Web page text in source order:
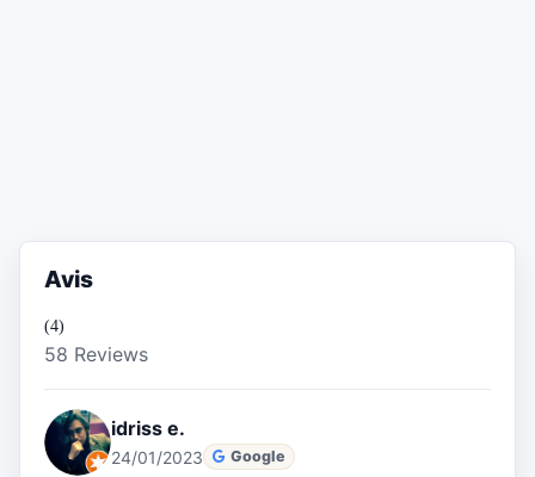
Avis
(4)
58 Reviews
idriss e.
24/01/2023 Google